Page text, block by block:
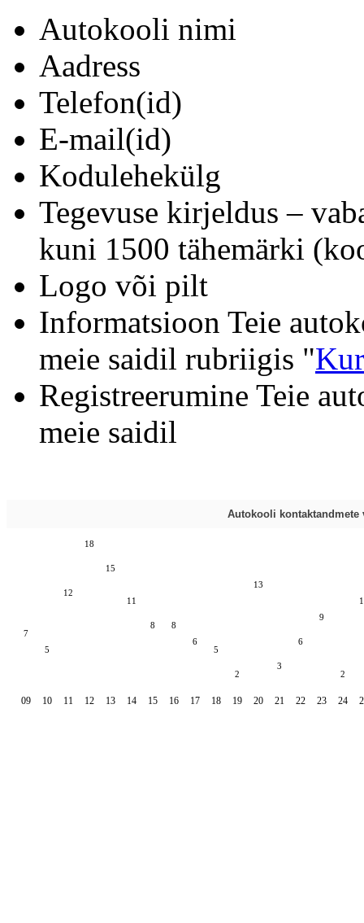
Autokooli nimi
Aadress
Telefon(id)
E-mail(id)
Kodulehekülg
Tegevuse kirjeldus –
kuni 1500 tähemärki
Logo või pilt
Informatsioon Teie
meie saidil rubriigis "
Registreerumine Teie
meie saidil
Autokooli
7
09
5
10
12
11
18
12
15
13
11
14
8
15
8
16
6
17
5
18
2
19
13
20
3
21
6
22
9
23
2
24